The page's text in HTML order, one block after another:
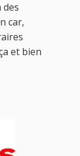
des
car,
et bien